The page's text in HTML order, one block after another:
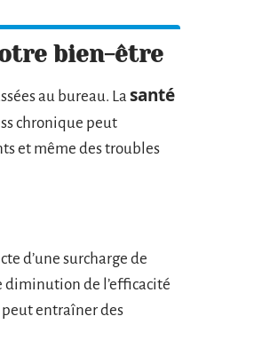
bien-être
au bureau. La santé
chronique peut
et même des troubles
d’une surcharge de
diminution de l’efficacité
entraîner des